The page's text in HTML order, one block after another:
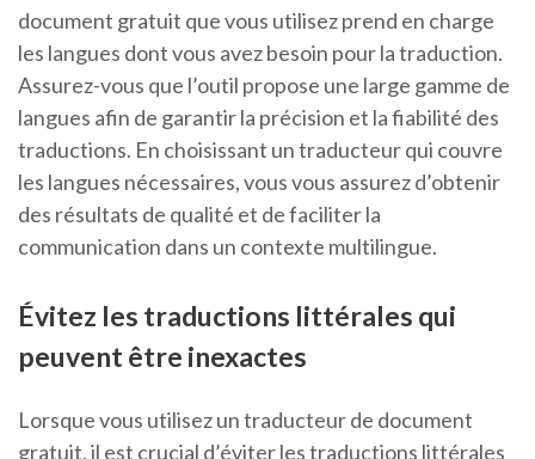
document gratuit que vous utilisez prend en charge
les langues dont vous avez besoin pour la traduction.
Assurez-vous que l’outil propose une large gamme de
langues afin de garantir la précision et la fiabilité des
traductions. En choisissant un traducteur qui couvre
les langues nécessaires, vous vous assurez d’obtenir
des résultats de qualité et de faciliter la
communication dans un contexte multilingue.
Évitez les traductions littérales qui
peuvent être inexactes
Lorsque vous utilisez un traducteur de document
gratuit, il est crucial d’éviter les traductions littérales